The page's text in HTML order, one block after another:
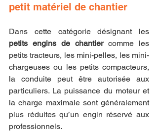
petit matériel de chantier
petits engins de chantier comme les
petits tracteurs, les mini-pelles, les mini-
chargeuses ou les petits compacteurs,
la conduite peut être autorisée aux
particuliers. La puissance du moteur et
la charge maximale sont généralement
plus réduites qu’un engin réservé aux
professionnels.